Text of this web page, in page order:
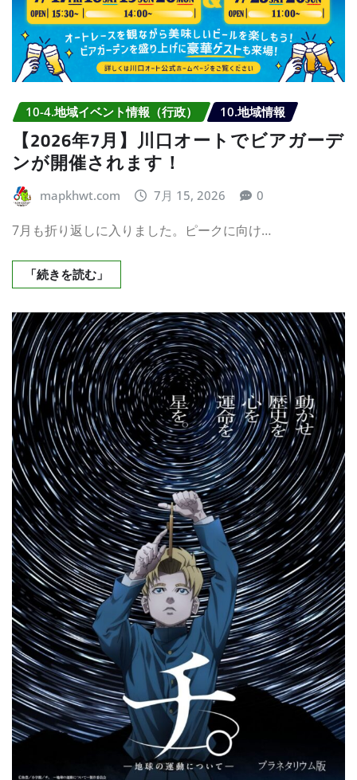
10-4.地域イベント情報（行政） 10.地域情報
【2026年7月】川口オートでビアガーデ
ンが開催されます！
mapkhwt.com 7月 15, 2026 0
7月も折り返しに入りました。ピークに向け…
「続きを読む」